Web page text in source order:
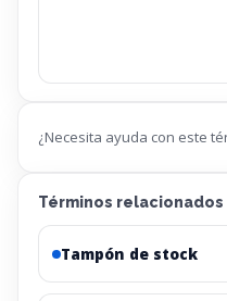
¿Necesita ayuda con este
Términos relacionados
Tampón de stock